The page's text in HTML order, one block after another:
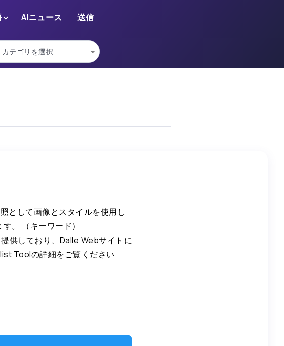
AIニュース 送信
として画像とスタイルを使用し
。 （キーワード）
供しており、Dalle Webサイトに
Toolの詳細をご覧ください